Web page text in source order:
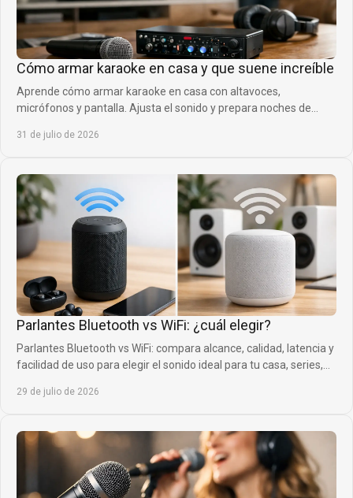
Cómo armar karaoke en casa y que suene increíble
Aprende cómo armar karaoke en casa con altavoces,
micrófonos y pantalla. Ajusta el sonido y prepara noches de
31 de julio de 2026
Parlantes Bluetooth vs WiFi: ¿cuál elegir?
Parlantes Bluetooth vs WiFi: compara alcance, calidad, latencia y
facilidad de uso para elegir el sonido ideal para tu casa, series,
29 de julio de 2026